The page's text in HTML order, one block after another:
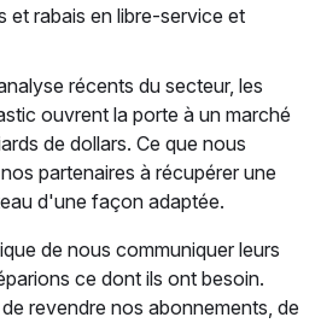
et rabais en libre-service et
récents du secteur, les
ouvrent la porte à un marché
de dollars. Ce que nous
partenaires à récupérer une
d'une façon adaptée.
de nous communiquer leurs
ce dont ils ont besoin.
revendre nos abonnements, de